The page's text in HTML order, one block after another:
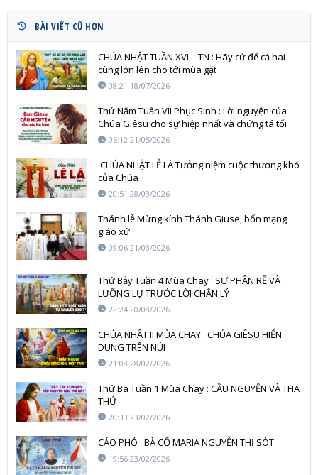
BÀI VIẾT CŨ HƠN
CHÚA NHẬT TUẦN XVI – TN : Hãy cứ để cả hai
cùng lớn lên cho tới mùa gặt
08:21 18/07/2026
Thứ Năm Tuần VII Phục Sinh : Lời nguyện của
Chúa Giêsu cho sự hiệp nhất và chứng tá tối
hậu06:12 21/05/2026
CHÚA NHẬT LỄ LÁ Tưởng niệm cuộc thương khó
của Chúa
20:51 28/03/2026
Thánh lễ Mừng kính Thánh Giuse, bổn mạng
giáo xứ
09:06 21/03/2026
Thứ Bảy Tuần 4 Mùa Chay : SỰ PHÂN RẼ VÀ
LƯỠNG LỰ TRƯỚC LỜI CHÂN LÝ
22:24 20/03/2026
CHÚA NHẬT II MÙA CHAY : CHÚA GIÊSU HIỂN
DUNG TRÊN NÚI
21:03 28/02/2026
Thứ Ba Tuần 1 Mùa Chay : CẦU NGUYỆN VÀ THA
THỨ
20:33 23/02/2026
CÁO PHÓ : BÀ CỐ MARIA NGUYỄN THỊ SÓT
19:56 23/02/2026